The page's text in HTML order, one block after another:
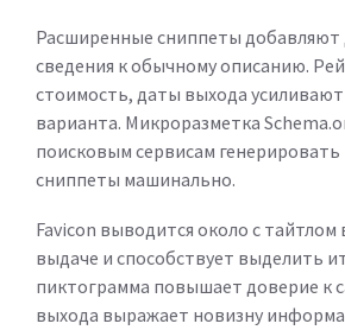
Расширенные сниппеты
сведения к обычному описанию.
стоимость, даты выхода
варианта. Микроразметка
поисковым сервисам
сниппеты машинально.
Favicon выводится около с
выдаче и способствует выделить
пиктограмма повышает доверие к
выхода выражает новизну